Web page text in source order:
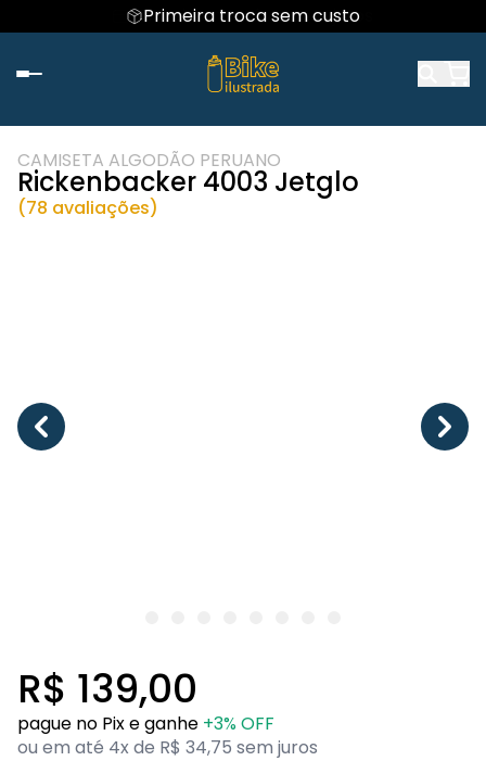
Parcele em até 4x sem juros
Primeira troca sem custo
CAMISETA ALGODÃO PERUANO
Rickenbacker 4003 Jetglo
(78 avaliações)
R$ 139,00
pague no Pix e ganhe +3% OFF
ou em até 4x de R$ 34,75 sem juros